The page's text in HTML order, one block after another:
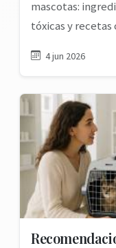
mascotas:
tóxicas y recetas
4 jun 2026